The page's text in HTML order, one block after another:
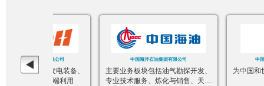
瑞石油装备技术有限公司
制造、燃气发电装备、
理工程、终端利用
中国海洋石油集团有限公司
主要业务板块包括油气勘探开发、
专业技术服务、炼化与销售、天然
中国石
为中国和世